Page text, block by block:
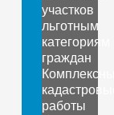
участков
льготным
категориям
граждан
работы